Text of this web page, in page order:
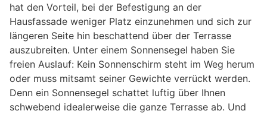
hat den Vorteil, bei der Befestigung an der
Hausfassade weniger Platz einzunehmen und sich zur
längeren Seite hin beschattend über der Terrasse
auszubreiten. Unter einem Sonnensegel haben Sie
freien Auslauf: Kein Sonnenschirm steht im Weg herum
oder muss mitsamt seiner Gewichte verrückt werden.
Denn ein Sonnensegel schattet luftig über Ihnen
schwebend idealerweise die ganze Terrasse ab. Und